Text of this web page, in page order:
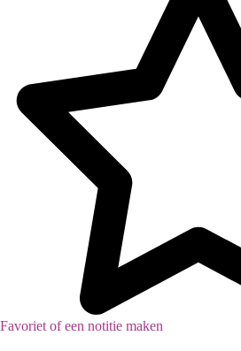
Favoriet of een notitie maken